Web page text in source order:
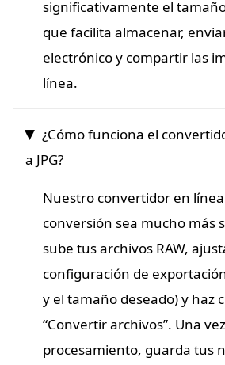
significativamente el
que facilita almacenar,
electrónico y compartir las
línea.
¿Cómo funciona el
a JPG?
Nuestro convertidor en
conversión sea mucho más
sube tus archivos RAW,
configuración de
y el tamaño deseado) y haz
“Convertir archivos”. Una
procesamiento, guarda tus